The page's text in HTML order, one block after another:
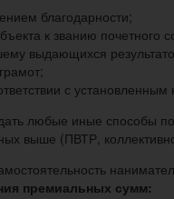
благодарности;
к званию
выдающихся
с
любые иные способы
выше (ПВТР,
премиальных сумм: